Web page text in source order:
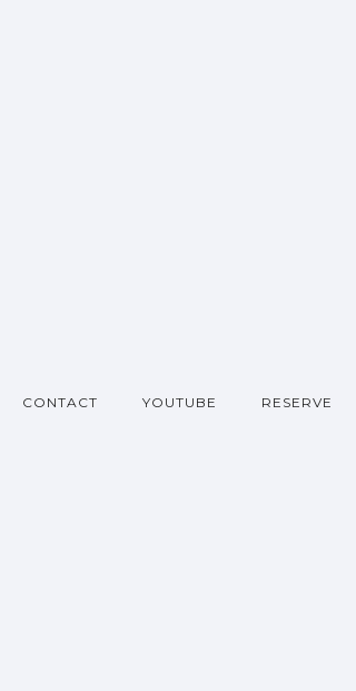
CONTACT YOUTUBE RESERVE